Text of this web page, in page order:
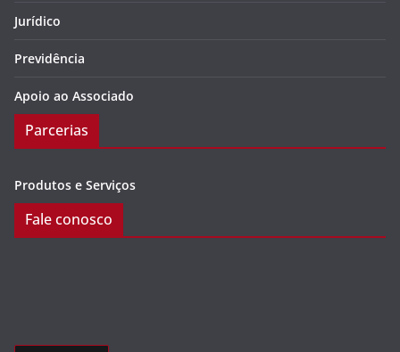
Jurídico
Previdência
Apoio ao Associado
Parcerias
Produtos e Serviços
Fale conosco